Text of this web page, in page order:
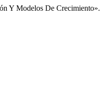
Y Modelos De Crecimiento».